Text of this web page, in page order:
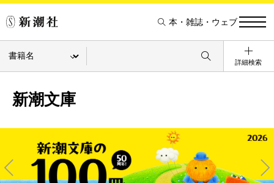
本・雑誌・ウェブ
詳細検索
新潮文庫